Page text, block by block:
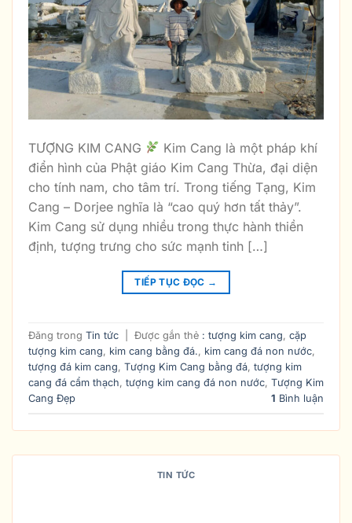
TƯỢNG KIM CANG
Kim Cang là một pháp khí
điển hình của Phật giáo Kim Cang Thừa, đại diện
cho tính nam, cho tâm trí. Trong tiếng Tạng, Kim
Cang – Dorjee nghĩa là “cao quý hơn tất thảy”.
Kim Cang sử dụng nhiều trong thực hành thiền
định, tượng trưng cho sức mạnh tinh […]
TIẾP TỤC ĐỌC →
Đăng trong Tin tức Được gắn thẻ : tượng kim cang, cặp
tượng kim cang, kim cang bằng đá., kim cang đá non nước,
tượng đá kim cang, Tượng Kim Cang bằng đá, tượng kim
cang đá cẩm thạch, tượng kim cang đá non nước, Tượng Kim
Cang Đẹp
1 Bình luận
TIN TỨC